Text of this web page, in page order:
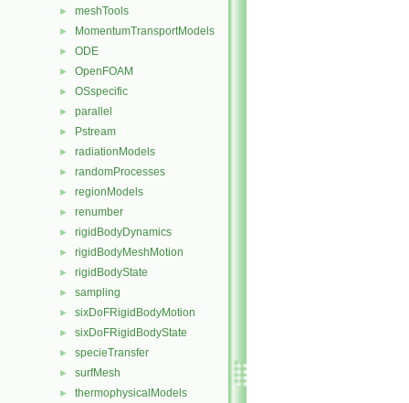
► meshTools
► MomentumTransportModels
► ODE
► OpenFOAM
► OSspecific
► parallel
► Pstream
► radiationModels
► randomProcesses
► regionModels
► renumber
► rigidBodyDynamics
► rigidBodyMeshMotion
► rigidBodyState
► sampling
► sixDoFRigidBodyMotion
► sixDoFRigidBodyState
► specieTransfer
► surfMesh
► thermophysicalModels